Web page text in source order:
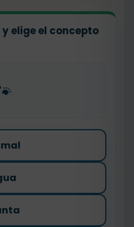
elige el concepto